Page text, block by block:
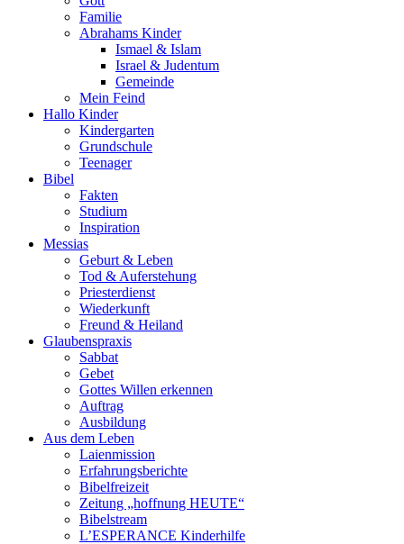
Familie
Abrahams Kinder
Ismael & Islam
Israel & Judentum
Gemeinde
Mein Feind
Hallo Kinder
Kindergarten
Grundschule
Teenager
Bibel
Fakten
Studium
Inspiration
Messias
Geburt & Leben
Tod & Auferstehung
Priesterdienst
Wiederkunft
Freund & Heiland
Glaubenspraxis
Sabbat
Gebet
Gottes Willen erkennen
Auftrag
Ausbildung
Aus dem Leben
Laienmission
Erfahrungsberichte
Bibelfreizeit
Zeitung „hoffnung HEUTE“
Bibelstream
L’ESPERANCE Kinderhilfe